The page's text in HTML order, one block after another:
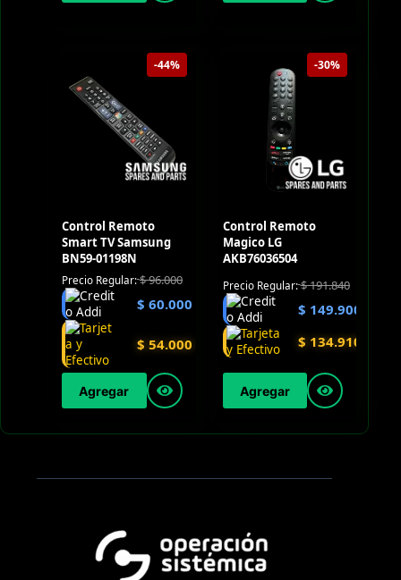
-44%
Control Remoto
Smart TV Samsung
BN59-01198N
Precio Regular:$96.000
$ 60.000
$ 54.000
Agregar
-30%
Control Remoto
Magico LG
AKB76036504
Precio Regular:$191.840
$ 149.900
$ 134.910
Agregar